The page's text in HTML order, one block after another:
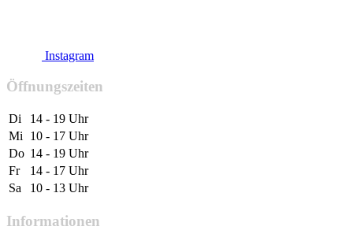
Instagram
Öffnungszeiten
Di
14 - 19 Uhr
Mi
10 - 17 Uhr
Do 14 - 19 Uhr
Fr
14 - 17 Uhr
Sa
10 - 13 Uhr
Informationen